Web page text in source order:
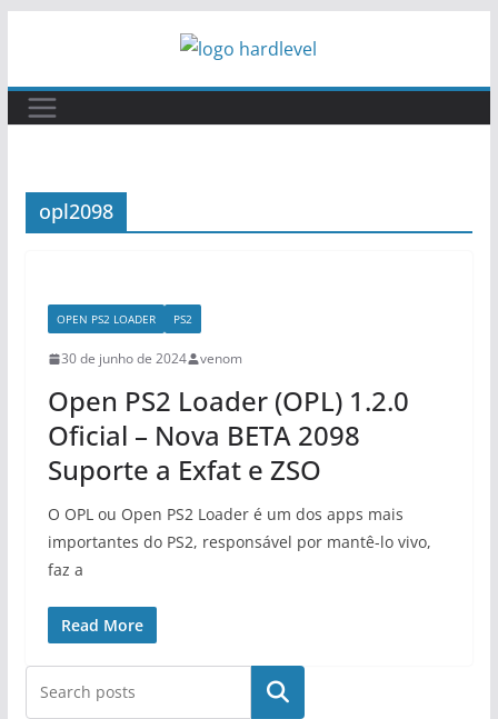
o
conteúdo
opl2098
OPEN PS2 LOADER PS2
30 de junho de 2024 venom
Open PS2 Loader (OPL) 1.2.0
Oficial – Nova BETA 2098
Suporte a Exfat e ZSO
O OPL ou Open PS2 Loader é um dos apps mais
importantes do PS2, responsável por mantê-lo vivo,
faz a
Read More
Pesquisar